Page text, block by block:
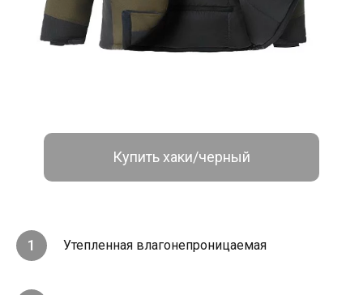
Купить хаки/черный
Утепленная влагонепроницаемая